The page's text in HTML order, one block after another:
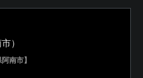
）
南市】